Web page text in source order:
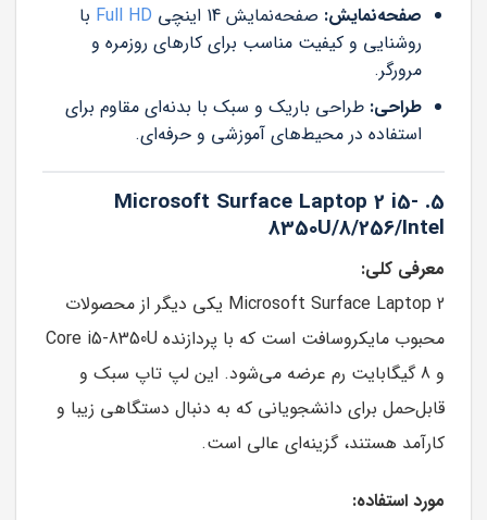
صفحه‌نمایش: صفحه‌نمایش 14 اینچی Full HD با
روشنایی و کیفیت مناسب برای کارهای روزمره و
مرورگر.
طراحی: طراحی باریک و سبک با بدنه‌ای مقاوم برای
استفاده در محیط‌های آموزشی و حرفه‌ای.
5. Microsoft Surface Laptop 2 i5-
8350U/8/256/Intel
معرفی کلی:
Microsoft Surface Laptop 2 یکی دیگر از محصولات
محبوب مایکروسافت است که با پردازنده Core i5-8350U
و 8 گیگابایت رم عرضه می‌شود. این لپ تاپ سبک و
قابل‌حمل برای دانشجویانی که به دنبال دستگاهی زیبا و
کارآمد هستند، گزینه‌ای عالی است.
مورد استفاده: